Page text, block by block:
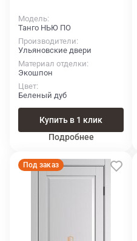
Модель
Танго НЬЮ ПО
Производители
Ульяновские двери
Материал отделки
Экошпон
Цвет
Беленый дуб
Купить в 1 клик
Подробнее
Под заказ